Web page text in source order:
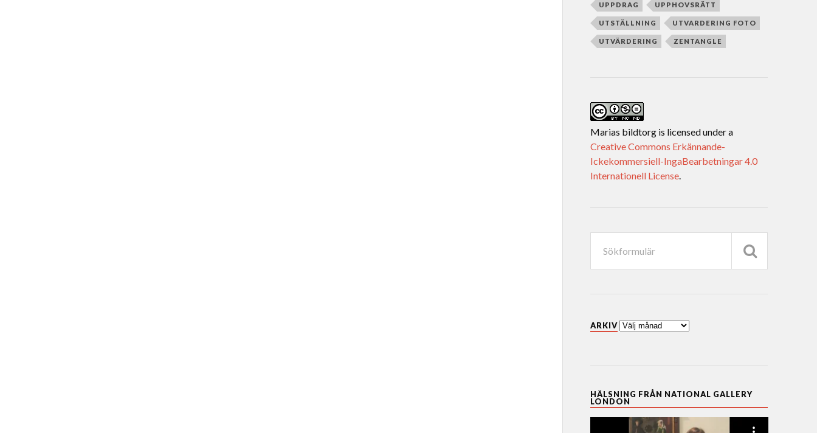
UPPDRAG UPPHOVSRÄTT
UTSTÄLLNING UTVARDERING FOTO
UTVÄRDERING ZENTANGLE
Marias bildtorgis licensed under a
Creative Commons Erkännande-
Ickekommersiell-IngaBearbetningar 4.0
Internationell License.
ARKIV
HÄLSNING FRÅN NATIONAL GALLERY
LONDON
Videospelare